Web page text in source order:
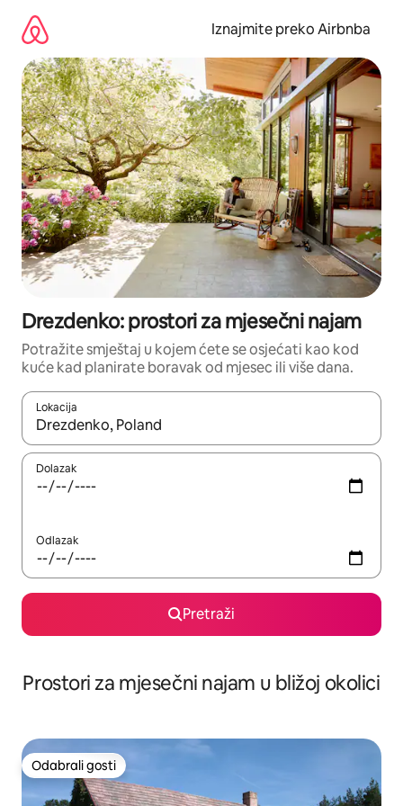
sadržaj
Iznajmite preko Airbnba
Drezdenko: prostori za mjesečni najam
Potražite smještaj u kojem ćete se osjećati kao kod
kuće kad planirate boravak od mjesec ili više dana.
Lokacija
Kada budu dostupni rezultati, moći ćete ih pregledati
Dolazak
Odlazak
Pretraži
Prostori za mjesečni najam u bližoj okolici
Odabrali gosti
Odabrali gosti